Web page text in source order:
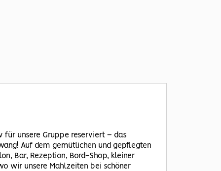
für unsere Gruppe reserviert – das
Auf dem gemütlichen und gepflegten
Bar, Rezeption, Bord-Shop, kleiner
wir unsere Mahlzeiten bei schöner